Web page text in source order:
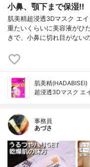
小鼻、顎下まで保湿‼︎
肌美精超浸透3Dマスク エ
重たいくらいに美容液がひ
きで、小鼻に切れ目がない
肌美精(HADABISEI)
超浸透3Dマスク エ
事務員
あづさ